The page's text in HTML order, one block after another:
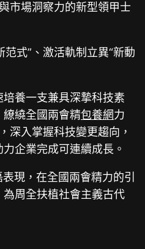
市場洞察力的新型領甲士
范式”、激活軌制立異“新動
養一支兼具深摯科技素
繞全國兩會精包養網力
深入掌握科技變更趨向，
企業完成可連續成長。
現，在全國兩會精力的引
周全扶植社會主義古代